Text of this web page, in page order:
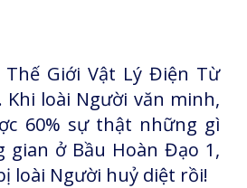
Giới Vật Lý Điện Từ
Khi loài Người văn minh,
60% sự thật những gì
gian ở Bầu Hoàn Đạo 1,
loài Người huỷ diệt rồi!